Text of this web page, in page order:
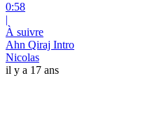
0:58
|
À suivre
Ahn Qiraj Intro
Nicolas
il y a 17 ans